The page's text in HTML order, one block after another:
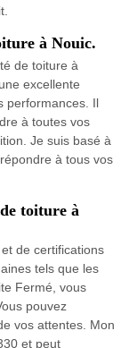
à Nouic.
de toiture à
excellente
performances. Il
à toutes vos
Je suis basé à
à tous vos
toiture à
de certifications
tels que les
Fermé, vous
pouvez
vos attentes. Mon
et peut